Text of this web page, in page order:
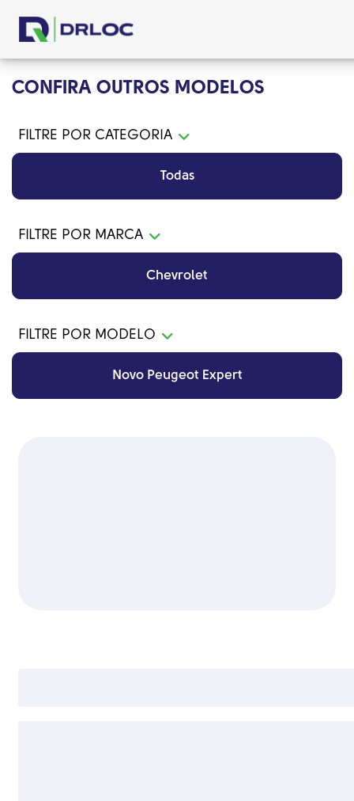
CONFIRA OUTROS MODELOS
FILTRE POR CATEGORIA
Todas
FILTRE POR MARCA
Chevrolet
FILTRE POR MODELO
Novo Peugeot Expert